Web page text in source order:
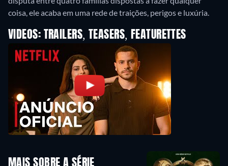
coisa, ele acaba em uma rede de traições, perigos e luxúria.
VIDEOS: TRAILERS, TEASERS, FEATURETTES
MAIS SOBRE A SÉRIE